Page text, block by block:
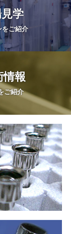
学
ご紹介
報
ご紹介